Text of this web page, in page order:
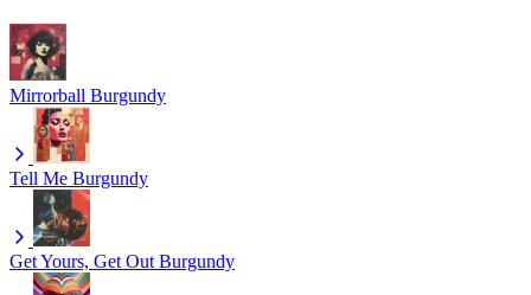
Mirrorball Burgundy
Tell Me Burgundy
Get Yours, Get Out Burgundy